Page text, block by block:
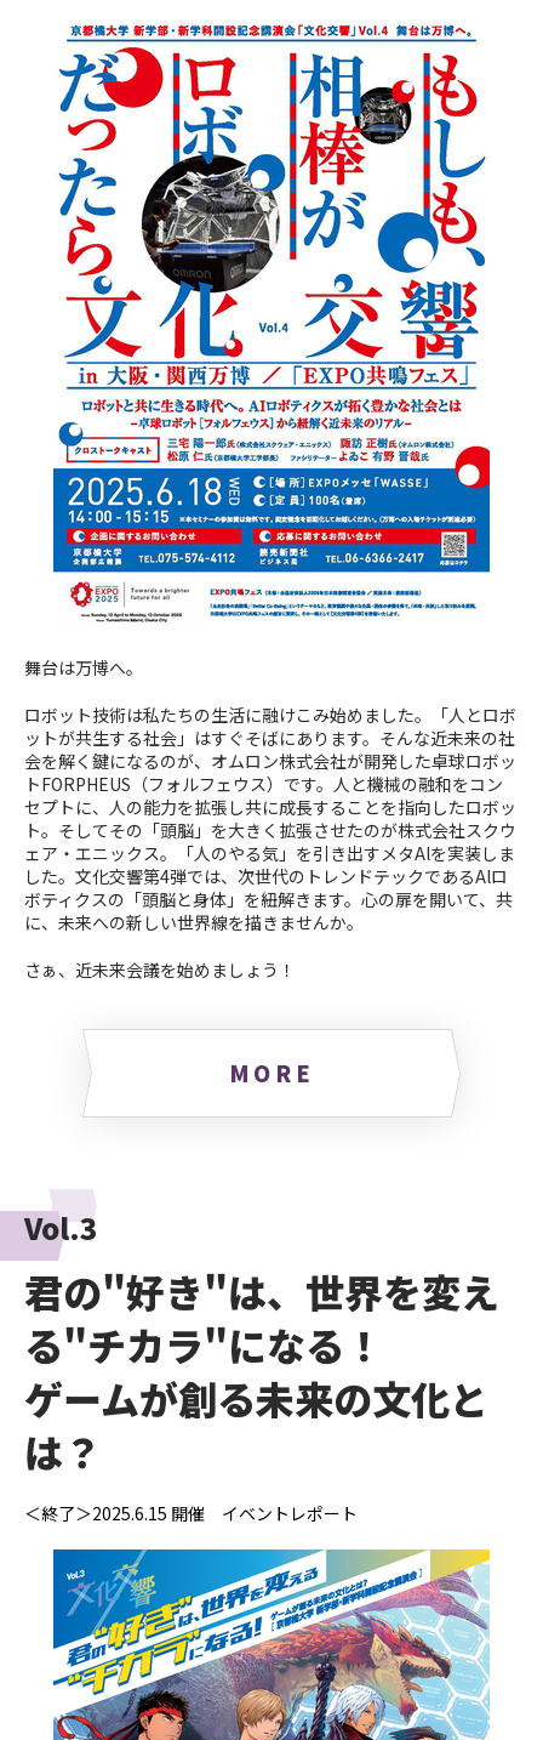
舞台は万博へ。
ロボット技術は私たちの生活に融けこみ始めました。「人とロボ
ットが共生する社会」はすぐそばにあります。そんな近未来の社
会を解く鍵になるのが、オムロン株式会社が開発した卓球ロボッ
トFORPHEUS（フォルフェウス）です。人と機械の融和をコン
セプトに、人の能力を拡張し共に成長することを指向したロボッ
ト。そしてその「頭脳」を大きく拡張させたのが株式会社スクウ
ェア・エニックス。「人のやる気」を引き出すメタAlを実装しま
した。文化交響第4弾では、次世代のトレンドテックであるAlロ
ボティクスの「頭脳と身体」を紐解きます。心の扉を開いて、共
に、未来への新しい世界線を描きませんか。
さぁ、近未来会議を始めましょう！
MORE
Vol.3
君の"好き"は、世界を変え
る"チカラ"になる！
ゲームが創る未来の文化と
は？
＜終了＞2025.6.15 開催 イベントレポート